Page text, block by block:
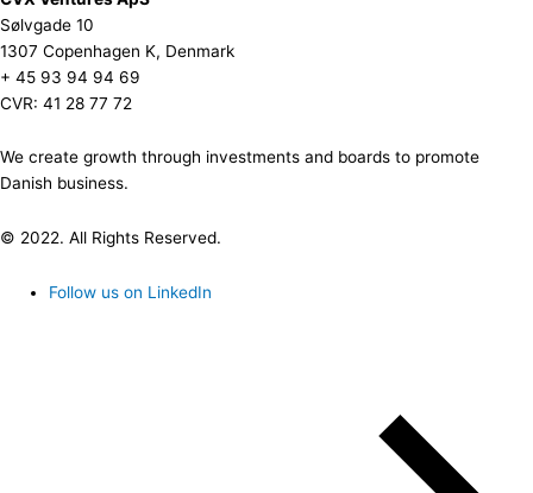
Sølvgade 10
1307 Copenhagen K, Denmark
+ 45 93 94 94 69
CVR: 41 28 77 72
We create growth through investments and boards to promote
Danish business.
© 2022. All Rights Reserved.
Follow us on LinkedIn